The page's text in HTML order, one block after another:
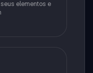
elementos e